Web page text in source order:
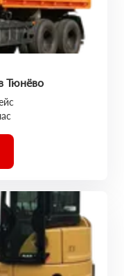
Тюнёво